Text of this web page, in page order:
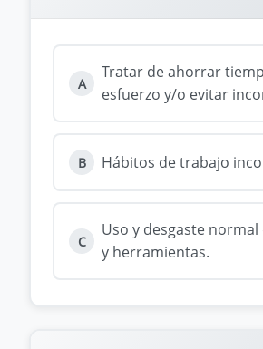
A
Tratar de ahorrar
esfuerzo y/o evitar
B Hábitos de trabajo
C
Uso y desgaste
y herramientas.